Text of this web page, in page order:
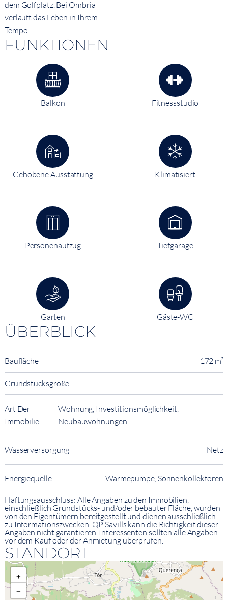
dem Golfplatz. Bei Ombria
verläuft das Leben in Ihrem
Tempo.
FUNKTIONEN
Balkon Fitnessstudio
Gehobene Ausstattung Klimatisiert
Personenaufzug Tiefgarage
Garten Gäste-WC
ÜBERBLICK
Baufläche 172 m²
Grundstücksgröße
Art Der
Immobilie
Wohnung, Investitionsmöglichkeit,
Neubauwohnungen
Wasserversorgung Netz
Energiequelle Wärmepumpe, Sonnenkollektoren
Haftungsausschluss: Alle Angaben zu den Immobilien,
einschließlich Grundstücks- und/oder bebauter Fläche, wurden
von den Eigentümern bereitgestellt und dienen ausschließlich
zu Informationszwecken. QP Savills kann die Richtigkeit dieser
Angaben nicht garantieren. Interessenten sollten alle Angaben
vor dem Kauf oder der Anmietung überprüfen.
STANDORT
+
−